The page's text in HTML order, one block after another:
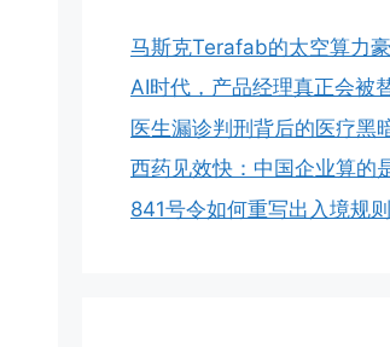
马斯克Terafab的太空算力
AI时代，产品经理真正会被
医生漏诊判刑背后的医疗黑
西药见效快：中国企业算的
841号令如何重写出入境规则